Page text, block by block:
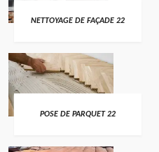
NETTOYAGE DE FAÇADE 22
POSE DE PARQUET 22